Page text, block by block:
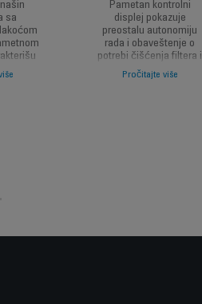
sa
koja
je
Pametan kontrolni
displej pokazuje
preostalu autonomiju
rada i obaveštenje o
potrebi čišćenja filtera i
omogućava da
prilagodite snagu vašim
Pročitajte više